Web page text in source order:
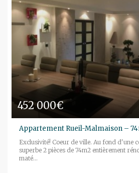
452 000€
Appartement Rueil-Malmaison –
Exclusivité! Coeur de ville. Au fond d'une
superbe 2 pièces de 74m2 entièrement
maté...